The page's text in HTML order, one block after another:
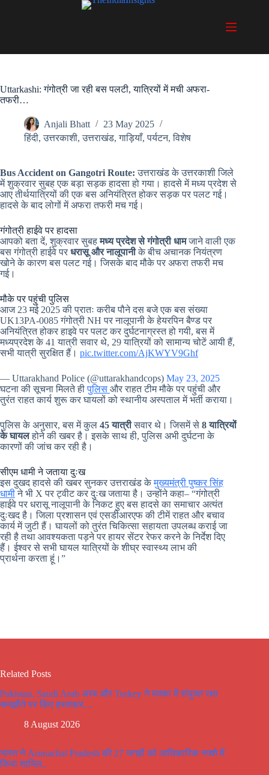
Uttarkashi: गंगोत्री जा रही बस पलटी, यात्रियों में मची अफरा-
तफरी…
Anjali Bhatt
23 May 2025
हिंदी,उत्तरकाशी,उत्तराखंड,गाड़ियाँ,पर्यटन,विशेष
Bus Accident on Gangotri Route: उत्तराखंड के उत्तरकाशी जिले
में शुक्रवार सुबह एक बड़ा सड़क हादसा हो गया। हादसे में मध्य प्रदेश से
आए तीर्थयात्रियों की एक बस अनियंत्रित होकर सड़क पर पलट गई।
हादसे के बाद लोगों में अफरा तफरी मच गई।
गंगोत्री हाईवे पर हादसा
आपको बता दें, शुक्रवार सुबहमध्य प्रदेश से गंगोत्री धामजाने वाली एक
बस गंगोत्री हाईवे पर धरासू और नालूपानीके बीच अचानक नियंत्रण
खोने के कारण बस पलट गई। जिसके बाद मौके पर अफरा तफरी मच
गई।
मौके पर पहुंची पुलिस
आज 23 मई 2025 की प्रातः करीब पौने दस बजे एक बस संख्या
UK13PA-0085 गंगोत्री NH पर नालूपानी के हेयरपिन बैण्ड पर
अनियंत्रित होकर हाइवे पर पलट कर दुर्घटनाग्रस्त हो गयी, बस में
मध्यप्रदेश के 41 यात्री सवार थे, 29 यात्रियों को सामान्य चोटें आयी हैं,
सभी यात्री सुरक्षित हैं। pic.twitter.com/AjKWYV9Ghf
— Uttarakhand Police (@uttarakhandcops) May 23, 2025
घटना की सूचना मिलते हीपुलिस और राहत टीम मौके पर पहुंची और
तुरंत राहत कार्य शुरू कर घायलों को स्थानीय अस्पताल में भर्ती कराया।
पुलिस के अनुसार, बस में कुल 45 यात्रीसवार थे। जिसमें से 8 यात्रियों
के घायलहोने की खबर है। इसके साथ ही, पुलिस अभी दुर्घटना के
कारणों की जांच कर रही है।
सीएम धामी ने जताया दुःख
इस दुखद हादसे की खबर सुनकर उत्तराखंड केमुख्यमंत्री पुष्कर सिंह
धामीने भी X पर ट्वीट कर दुःख जताया है। उन्होंने कहा– “गंगोत्री
हाईवे पर धरासू नालूपानी के निकट हुए बस हादसे का समाचार अत्यंत
दुःखद है। जिला प्रशासन एवं एसडीआरएफ की टीमें राहत और बचाव
कार्य में जुटी हैं। घायलों को तुरंत चिकित्सा सहायता उपलब्ध कराई जा
रही है तथा आवश्यकता पड़ने पर हायर सेंटर रेफर करने के निर्देश दिए
हैं। ईश्वर से सभी घायल यात्रियों के शीघ्र स्वास्थ्य लाभ की
प्रार्थना करता हूं।”
Related Posts
Pakistan, Saudi Arab अरब और Turkey ने मक्का में संयुक्त रक्षा
समझौते पर किए हस्ताक्षर…
8 August 2026
भारत ने Arunachal Pradesh की 27 जगहों को आधिकारिक नक्शे में
किया शामिल..